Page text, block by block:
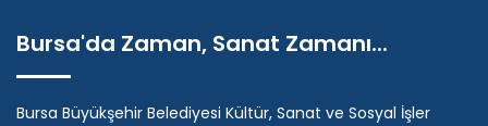
Bursa'da Zaman, Sanat Zamanı...
Bursa Büyükşehir Belediyesi Kültür, Sanat ve Sosyal İşler